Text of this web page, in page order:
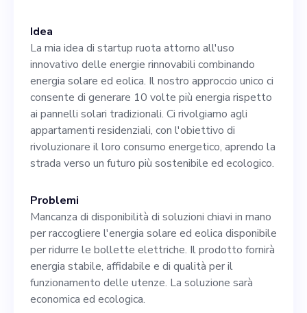
ruolo: 1. Ricerca e sviluppo
di strategie per aumentare
l'efficienza e la capacità del
nostro prodotto. 2.
Coordinarsi con gli altri
membri del team per
eseguire piani strategici. 3.
Comunica con potenziali
venditori e fornitori. 4.
Partecipa alle continue
opportunità di sviluppo
professionale per tenerti
Idea
La mia idea di startup ruota attorno all'uso
innovativo delle energie rinnovabili combinando
energia solare ed eolica. Il nostro approccio unico ci
consente di generare 10 volte più energia rispetto
ai pannelli solari tradizionali. Ci rivolgiamo agli
appartamenti residenziali, con l'obiettivo di
rivoluzionare il loro consumo energetico, aprendo la
strada verso un futuro più sostenibile ed ecologico.
Problemi
Mancanza di disponibilità di soluzioni chiavi in mano
per raccogliere l'energia solare ed eolica disponibile
per ridurre le bollette elettriche. Il prodotto fornirà
energia stabile, affidabile e di qualità per il
funzionamento delle utenze. La soluzione sarà
economica ed ecologica.